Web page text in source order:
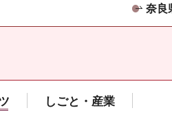
奈良
しごと・産業